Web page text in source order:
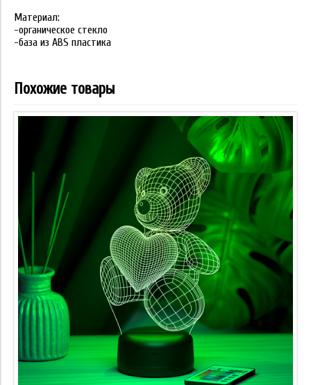
Материал:
-органическое стекло
-база из ABS пластика
Похожие товары